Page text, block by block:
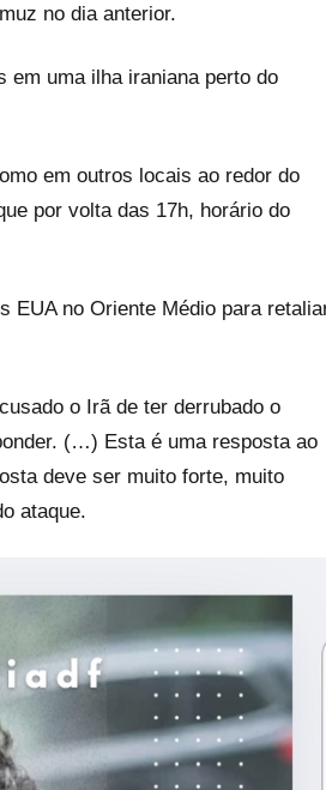
no dia anterior.
em uma ilha iraniana perto do
em outros locais ao redor do
por volta das 17h, horário do
EUA no Oriente Médio para
o Irã de ter derrubado o
(…) Esta é uma resposta ao
deve ser muito forte, muito
ataque.